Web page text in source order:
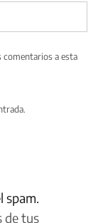
comentarios a esta
spam.
de tus